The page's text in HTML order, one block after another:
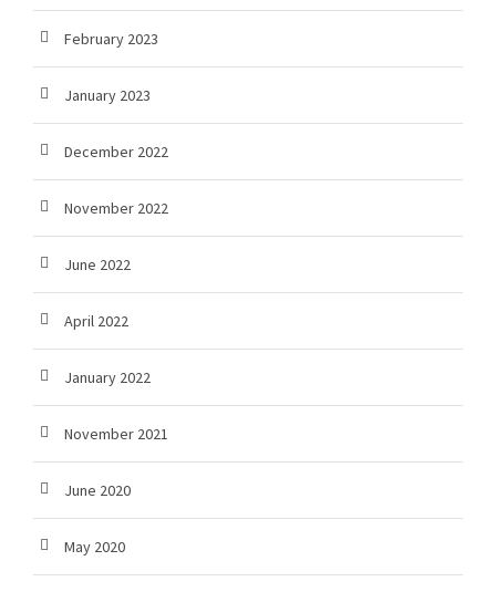
February 2023
January 2023
December 2022
November 2022
June 2022
April 2022
January 2022
November 2021
June 2020
May 2020